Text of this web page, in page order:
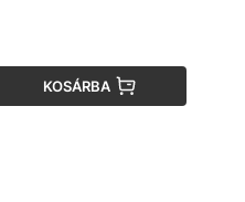
KOSÁRBA